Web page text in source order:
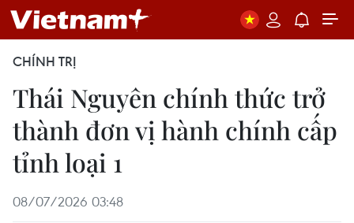
CHÍNH TRỊ
Thái Nguyên chính thức trở
thành đơn vị hành chính cấp
tỉnh loại 1
08/07/2026 03:48